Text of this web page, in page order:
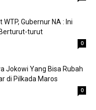
Gubernur NA : Ini
turut
0
Jokowi Yang Bisa Rubah
di Pilkada Maros
0